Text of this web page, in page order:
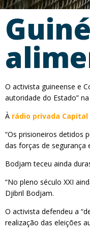
O activista guineense e
autoridade do Estado”
À rádio privada Capital
“Os prisioneiros detidos
das forças de segurança
Bodjam teceu ainda
“No pleno século XXI
Djibril Bodjam.
O activista defendeu a
realização das eleições